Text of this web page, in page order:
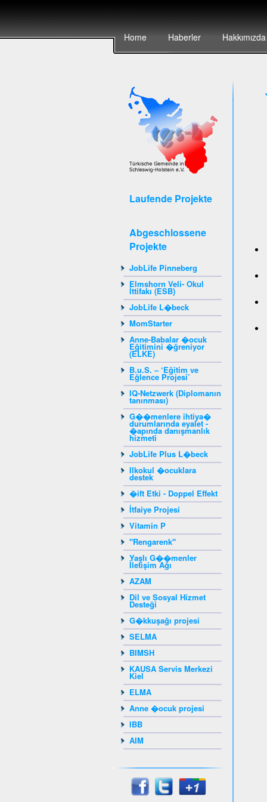
Home Haberler Hakkımızda
Laufende Projekte
Abgeschlossene
Projekte
JobLife Pinneberg
Elmshorn Veli- Okul
İttifakı (ESB)
JobLife L�beck
MomStarter
Anne-Babalar �ocuk
Eğitimini �ğreniyor
(ELKE)
B.u.S. – ‘Eğitim ve
Eğlence Projesi’
IQ-Netzwerk (Diplomanın
tanınması)
G��menlere ihtiya�
durumlarında eyalet -
�apında danışmanlık
hizmeti
JobLife Plus L�beck
Ilkokul �ocuklara
destek
�ift Etki - Doppel Effekt
İtfaiye Projesi
Vitamin P
"Rengarenk"
Yaşlı G��menler
İletişim Ağı
AZAM
Dil ve Sosyal Hizmet
Desteği
G�kkuşağı projesi
SELMA
BIMSH
KAUSA Servis Merkezi
Kiel
ELMA
Anne �ocuk projesi
IBB
AIM